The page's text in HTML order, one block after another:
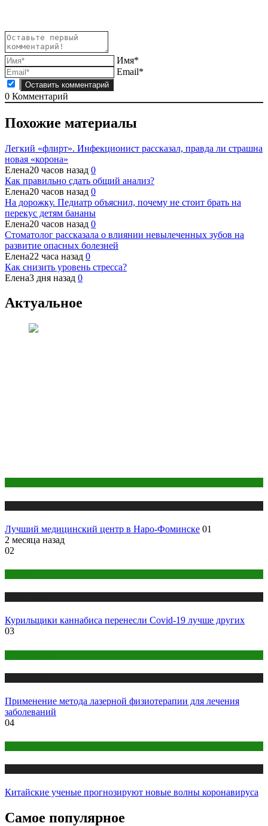
Имя*
Email*
0 Комментарий
Похожие материалы
Легкий «флирт». Инфекционист рассказал, правда ли страшна
новая «корона»
Елена20 часов назад 0
Как правильно сдать общий анализ?
Елена20 часов назад 0
На дорожку. Педиатр объяснил, почему не стоит брать на
перекус детям бананы
Елена20 часов назад 0
Стоматолог рассказала о влиянии невылеченных зубов на
развитие опасных болезней
Елена22 часа назад 0
Как снизить уровень стресса?
Елена3 дня назад 0
Актуальное
Лучший медицинский центр в Наро-Фоминске 01
2 месяца назад
02
Курильщики каннабиса перенесли Covid-19 лучше других
03
Применение метода лазерной физиотерапии для лечения
заболеваний
04
Китайские ученые прогнозируют новые волны коронавируса
Самое популярное